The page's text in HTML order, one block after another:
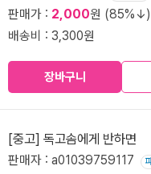
판매가 : 2,000원 (85%↓)
배송비 : 3,300원
장바구니
[중고] 독고솜에게 반하면
판매자 : a01039759117